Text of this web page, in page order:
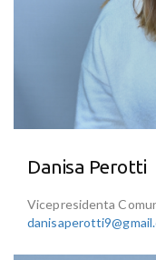
Danisa Perotti
Vicepresidenta